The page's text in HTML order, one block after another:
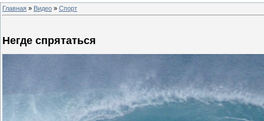
Главная » Видео » Спорт
Негде спрятаться